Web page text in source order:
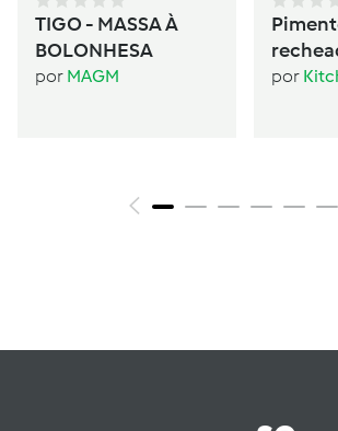
TIGO - MASSA À
BOLONHESA
por MAGM por